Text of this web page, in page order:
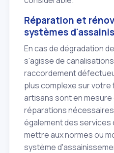
Réparation et
systèmes
En cas de dégradation
s'agisse de
raccordement
plus complexe sur
artisans sont en mesure
réparations
également des services
mettre aux normes ou
système